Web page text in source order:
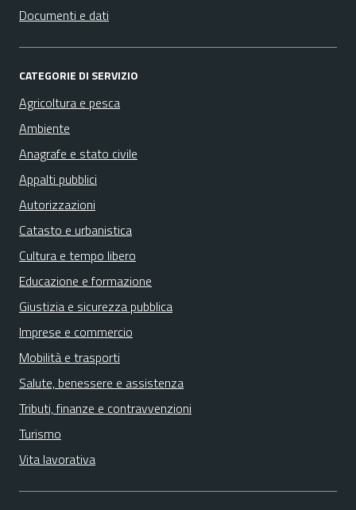
Documenti e dati
CATEGORIE DI SERVIZIO
Agricoltura e pesca
Ambiente
Anagrafe e stato civile
Appalti pubblici
Autorizzazioni
Catasto e urbanistica
Cultura e tempo libero
Educazione e formazione
Giustizia e sicurezza pubblica
Imprese e commercio
Mobilità e trasporti
Salute, benessere e assistenza
Tributi, finanze e contravvenzioni
Turismo
Vita lavorativa